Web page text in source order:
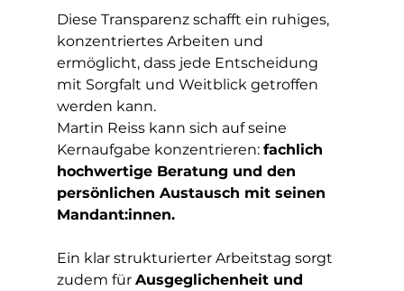
Diese Transparenz schafft ein ruhiges,
konzentriertes Arbeiten und
ermöglicht, dass jede Entscheidung
mit Sorgfalt und Weitblick getroffen
werden kann.
Martin Reiss kann sich auf seine
Kernaufgabe konzentrieren: fachlich
hochwertige Beratung und den
persönlichen Austausch mit seinen
Mandant:innen.
Ein klar strukturierter Arbeitstag sorgt
zudem für Ausgeglichenheit und